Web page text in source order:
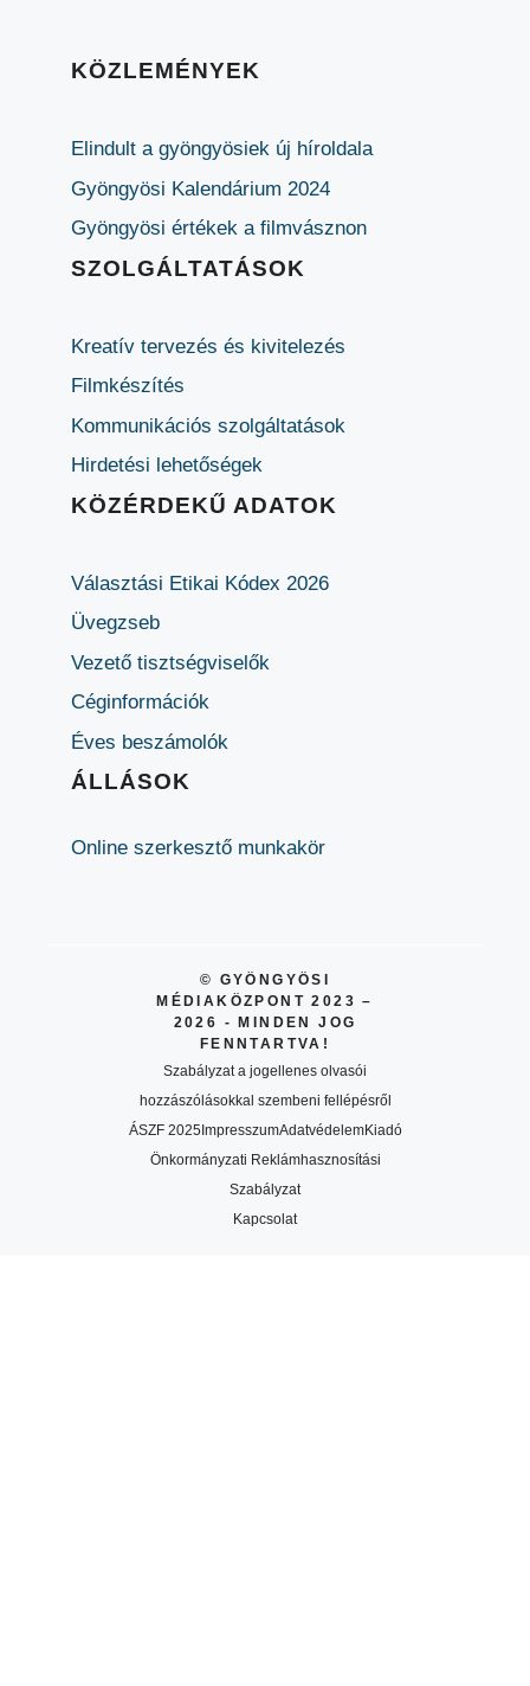
KÖZLEMÉNYEK
Elindult a gyöngyösiek új híroldala
Gyöngyösi Kalendárium 2024
Gyöngyösi értékek a filmvásznon
SZOLGÁLTATÁSOK
Kreatív tervezés és kivitelezés
Filmkészítés
Kommunikációs szolgáltatások
Hirdetési lehetőségek
KÖZÉRDEKŰ ADATOK
Választási Etikai Kódex 2026
Üvegzseb
Vezető tisztségviselők
Céginformációk
Éves beszámolók
ÁLLÁSOK
Online szerkesztő munkakör
© GYÖNGYÖSI
MÉDIAKÖZPONT 2023 –
2026 - MINDEN JOG
FENNTARTVA!
Szabályzat a jogellenes olvasói
hozzászólásokkal szembeni fellépésről
ÁSZF 2025ImpresszumAdatvédelemKiadó
Önkormányzati Reklámhasznosítási
Szabályzat
Kapcsolat